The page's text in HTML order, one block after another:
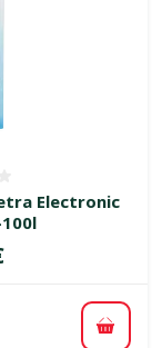
Electronic